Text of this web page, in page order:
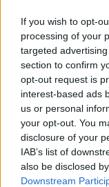
If you wish to opt-
processing of your
targeted
section to confirm
opt-out request is
interest-based ads
us or personal
your opt-out. You
disclosure of your
IAB’s list of
also be disclosed
Downstream
ce
b
o
o
k
it
te
r
NOTIZIE RECENTI
utenti